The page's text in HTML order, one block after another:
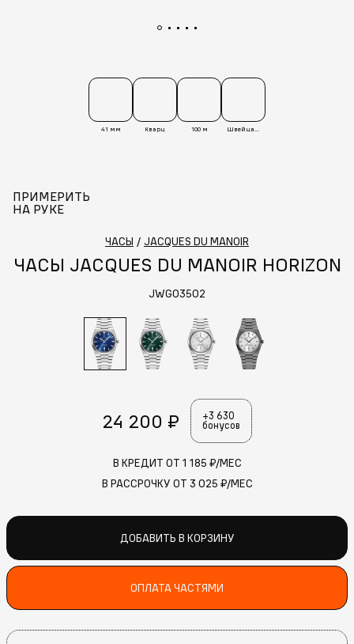
41 мм Кварц 100 м Швейцария
ПРИМЕРИТЬ
НА РУКЕ
ЧАСЫ / JACQUES DU MANOIR
ЧАСЫ JACQUES DU MANOIR HORIZON
JWG03502
24 200 ₽
+3 630
бонусов
В КРЕДИТ ОТ 1 185 ₽/МЕС
В РАССРОЧКУ ОТ 3 025 ₽/МЕС
ДОБАВИТЬ В КОРЗИНУ
ОПЛАТА ЧАСТЯМИ